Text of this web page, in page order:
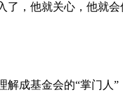
，他就关心，他就
解成基金会的“掌门人